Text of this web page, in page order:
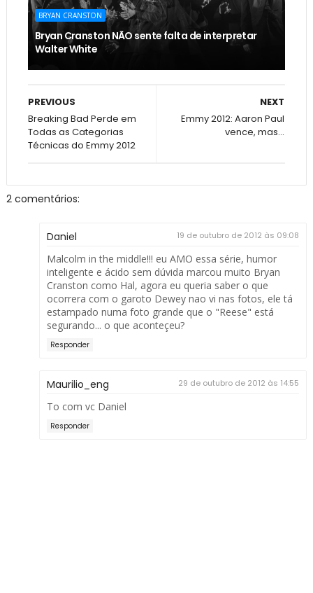
BRYAN CRANSTON
Bryan Cranston NÃO sente falta de interpretar
Walter White
NEXT
Emmy 2012: Aaron Paul
vence, mas...
PREVIOUS
Breaking Bad Perde em
Todas as Categorias
Técnicas do Emmy 2012
2 comentários:
Daniel 19 de outubro de 2012 às 09:08
Malcolm in the middle!!! eu AMO essa série, humor
inteligente e ácido sem dúvida marcou muito Bryan
Cranston como Hal, agora eu queria saber o que
ocorrera com o garoto Dewey nao vi nas fotos, ele tá
estampado numa foto grande que o "Reese" está
segurando... o que aconteçeu?
Responder
Maurilio_eng 29 de outubro de 2012 às 14:55
To com vc Daniel
Responder